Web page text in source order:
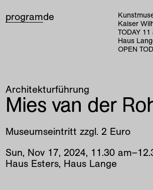
programde
Kaiser
TODAY 11
Haus
OPEN
Architekturführung
Mies van der
Museumseintritt zzgl. 2 Euro
Sun, Nov 17, 2024, 11 .30 am–12.
Haus Esters, Haus Lange